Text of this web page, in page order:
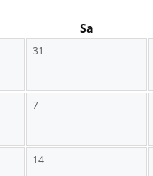
Sa
31
7
14